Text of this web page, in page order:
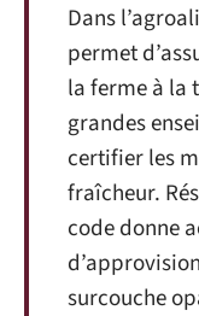
Dans
permet
la ferme à la
grandes
certifier les
fraîcheur.
code donne
surcouche